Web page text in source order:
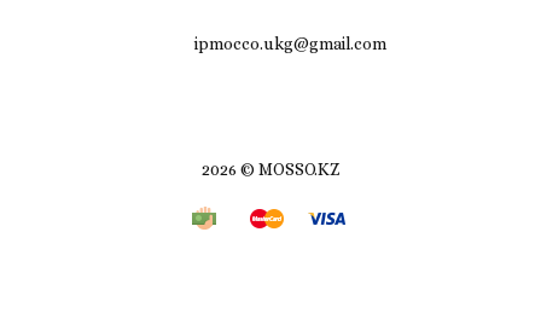
ipmocco.ukg@gmail.com
2026 © MOSSO.KZ